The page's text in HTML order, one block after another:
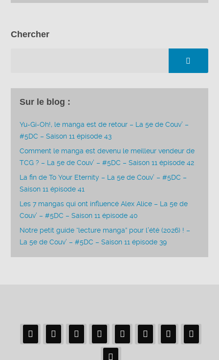
Chercher
Sur le blog :
Yu-Gi-Oh!, le manga est de retour – La 5e de Couv’ –
#5DC – Saison 11 épisode 43
Comment le manga est devenu le meilleur vendeur de
TCG ? – La 5e de Couv’ – #5DC – Saison 11 épisode 42
La fin de To Your Eternity – La 5e de Couv’ – #5DC –
Saison 11 épisode 41
Les 7 mangas qui ont influencé Alex Alice – La 5e de
Couv’ – #5DC – Saison 11 épisode 40
Notre petit guide “lecture manga” pour l’été (2026) ! –
La 5e de Couv’ – #5DC – Saison 11 épisode 39